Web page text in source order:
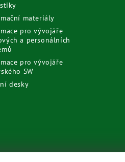
materiály
pro vývojáře
a personálních
pro vývojáře
SW
desky